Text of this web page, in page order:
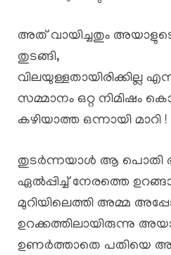
അത് വായിച്ചതും
തുടങ്ങി,
വിലയുള്ളതായിരിക്കില്ല
സമ്മാനം ഒറ്റ നിമിഷം
കഴിയാത്ത ഒന്നായി മാറി !
തുടർന്നയാൾ ആ പൊതി
ഏൽപ്പിച്ച് നേരത്തെ
മുറിയിലെത്തി അമ്മ
ഉറക്കത്തിലായിരുന്നു
ഉണർത്താതെ പതിയെ